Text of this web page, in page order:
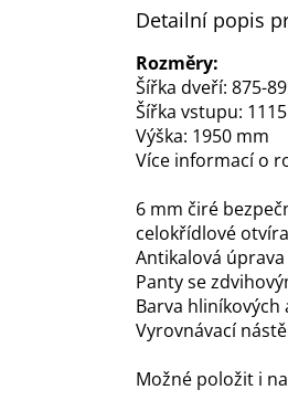
Detailní popis
Rozměry:
Šířka dveří: 875-
Šířka vstupu:
Výška: 1950 mm
Více informacío
6 mm čiré
celokřídlové
Antikalová
Panty se
Barva hliníkových
Vyrovnávací
Možné položit i